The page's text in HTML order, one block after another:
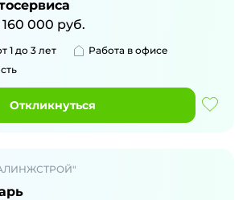
160 000 руб.
1 до 3 лет
Работа в офисе
Откликнуться